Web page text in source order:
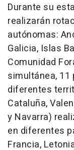
Durante su
realizarán
autónomas:
Galicia, Islas
Comunidad
simultánea,
diferentes
Cataluña,
y Navarra)
en diferentes
Francia,